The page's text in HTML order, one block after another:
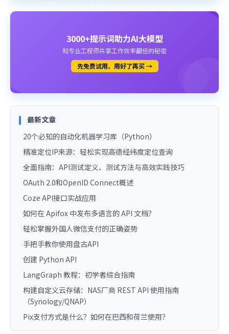
3000+提示词助力AI大模型
和专业工程师共享工作效率翻倍的秘密
先免费试用、用好了再买 →
最新文章
20个必知的自动化机器学习库（Python）
精准定位IP来源：轻松实现高德经纬度定位查询
全面指南：API测试定义、测试方法与高效实践技巧
OAuth 2.0和OpenID Connect概述
Coze API接口实战应用
如何在 Apifox 中发布多语言的 API 文档？
轻松掌握外国人微信支付的正确姿势
手把手教你使用盘古API
创建 Python API
LangGraph 教程：初学者综合指南
构建自定义云存储：NAS厂商 REST API 使用指南
（Synology/QNAP）
Pix支付方式是什么？如何在巴西和荷兰使用？